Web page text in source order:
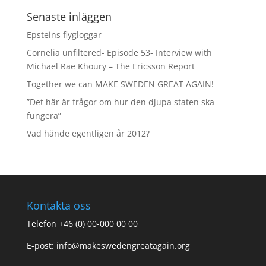
Senaste inläggen
Epsteins flygloggar
Cornelia unfiltered- Episode 53- Interview with
Michael Rae Khoury – The Ericsson Report
Together we can MAKE SWEDEN GREAT AGAIN!
”Det här är frågor om hur den djupa staten ska
fungera”
Vad hände egentligen år 2012?
Kontakta oss
Telefon +46 (0) 00-000 00 00
E-post: info@makeswedengreatagain.org